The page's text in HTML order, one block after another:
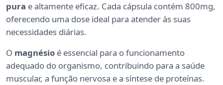
pura e altamente eficaz. Cada cápsula contém 800mg,
oferecendo uma dose ideal para atender às suas
necessidades diárias.
O magnésio é essencial para o funcionamento
adequado do organismo, contribuindo para a saúde
muscular, a função nervosa e a síntese de proteínas.